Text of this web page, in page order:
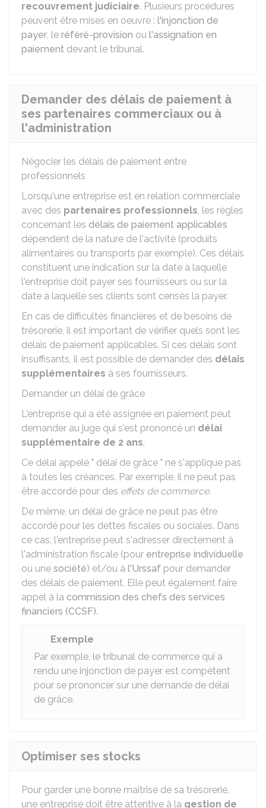
recouvrement judiciaire. Plusieurs procédures
peuvent être mises en oeuvre : l'injonction de
payer, le référé-provision ou l'assignation en
paiement devant le tribunal.
Demander des délais de paiement à
ses partenaires commerciaux ou à
l'administration
Négocier les délais de paiement entre
professionnels
Lorsqu'une entreprise est en relation commerciale
avec des partenaires professionnels, les règles
concernant les délais de paiement applicables
dépendent de la nature de l'activité (produits
alimentaires ou transports par exemple). Ces délais
constituent une indication sur la date à laquelle
l'entreprise doit payer ses fournisseurs ou sur la
date à laquelle ses clients sont censés la payer.
En cas de difficultés financières et de besoins de
trésorerie, il est important de vérifier quels sont les
délais de paiement applicables. Si ces délais sont
insuffisants, il est possible de demander des délais
supplémentaires à ses fournisseurs.
Demander un délai de grâce
L'entreprise qui a été assignée en paiement peut
demander au juge qui s'est prononcé un délai
supplémentaire de 2 ans.
Ce délai appelé " délai de grâce " ne s'applique pas
à toutes les créances. Par exemple, il ne peut pas
être accordé pour des effets de commerce.
De même, un délai de grâce ne peut pas être
accordé pour les dettes fiscales ou sociales. Dans
ce cas, l'entreprise peut s'adresser directement à
l'administration fiscale (pour entreprise individuelle
ou une société) et/ou à l'Urssaf pour demander
des délais de paiement. Elle peut également faire
appel à la commission des chefs des services
financiers (CCSF).
Exemple
Par exemple, le tribunal de commerce qui a
rendu une injonction de payer est compétent
pour se prononcer sur une demande de délai
de grâce.
Optimiser ses stocks
Pour garder une bonne maitrise de sa trésorerie,
une entreprise doit être attentive à la gestion de